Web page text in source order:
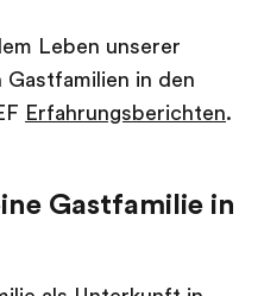
Leben unserer
in den
Erfahrungsberichten.
Gastfamilie in